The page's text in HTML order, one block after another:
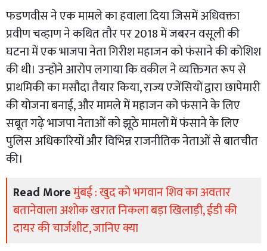
फडणवीस ने एक मामले का हवाला दिया जिसमें अधिवक्ता
प्रवीण चव्हाण ने कथित तौर पर 2018 में जबरन वसूली की
घटना में एक भाजपा नेता गिरीश महाजन को फंसाने की कोशिश
की थी। उन्होंने आरोप लगाया कि वकील ने व्यक्तिगत रूप से
प्राथमिकी का मसौदा तैयार किया, राज्य एजेंसियों द्वारा छापेमारी
की योजना बनाई, और मामले में महाजन को फंसाने के लिए
सबूत गढ़े भाजपा नेताओं को झूठे मामलों में फंसाने के लिए
पुलिस अधिकारियों और विभिन्न राजनीतिक नेताओं से बातचीत
की।
Read Moreमुंबई : खुद को भगवान शिव का अवतार
बतानेवाला अशोक खरात निकला बड़ा खिलाड़ी, ईडी की
दायर की चार्जशीट, जानिए क्या